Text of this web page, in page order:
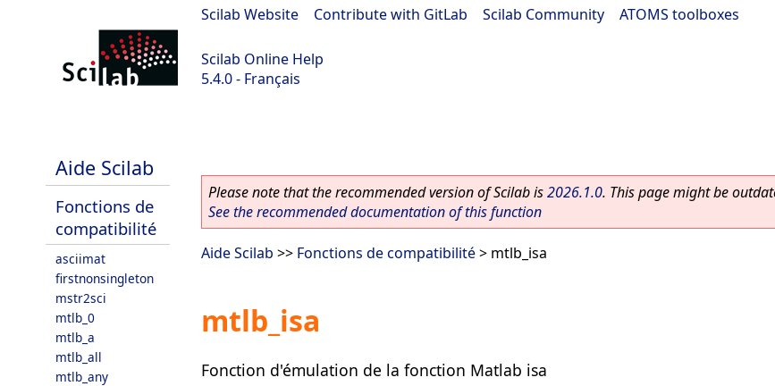
Scilab Website Contribute with GitLab Scilab Community ATOMS toolboxes
Scilab Online Help
5.4.0 - Français
Aide Scilab
Fonctions de
compatibilité
asciimat
firstnonsingleton
mstr2sci
mtlb_0
mtlb_a
mtlb_all
mtlb_any
Please note that the recommended version of Scilab is2026.1.0. This page might be
See the recommended documentation of this function
Aide Scilab >> Fonctions de compatibilité> mtlb_isa
mtlb_isa
Fonction d'émulation de la fonction Matlab isa